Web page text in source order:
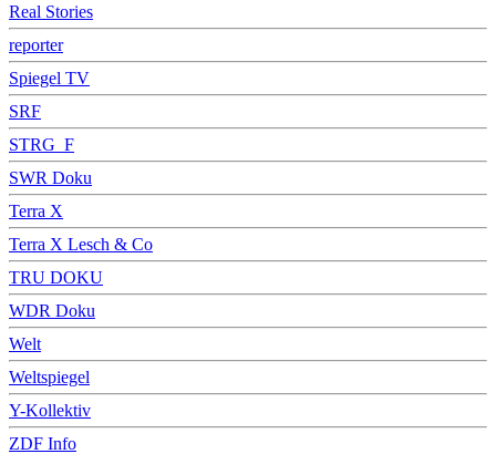
Real Stories
reporter
Spiegel TV
SRF
STRG_F
SWR Doku
Terra X
Terra X Lesch & Co
TRU DOKU
WDR Doku
Welt
Weltspiegel
Y-Kollektiv
ZDF Info